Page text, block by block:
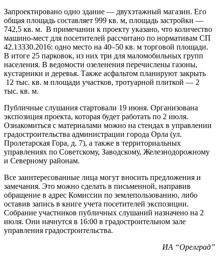
Запроектировано одно здание — двухэтажный магазин. Его
общая площадь составляет 999 кв. м, площадь застройки —
742,5 кв. м. В примечании к проекту указано, что количество
машино-мест для посетителей рассчитано по нормативам СП
42.13330.2016: одно место на 40–50 кв. м торговой площади.
В итоге 25 парковок, из них три для маломобильных групп
населения. В ведомости озеленения перечислены газоны,
кустарники и деревья. Также асфальтом планируют закрыть
12 тыс. кв. м площади участков, тротуарной плиткой — 2
тыс. кв. м.
Публичные слушания стартовали 19 июня. Организована
экспозиция проекта, которая будет работать по 2 июля.
Ознакомиться с материалами можно на стендах в управлении
градостроительства администрации города Орла (ул.
Пролетарская Гора, д. 7), а также в территориальных
управлениях по Советскому, Заводскому, Железнодорожному
и Северному районам.
Все заинтересованные лица могут вносить предложения и
замечания. Это можно сделать в письменной, направив
обращение в адрес Комиссии по землепользованию, либо
оставив запись в книге учета посетителей экспозиции.
Собрание участников публичных слушаний назначено на 2
июля. Они начнутся в 16:00 в градостроительном зале
управления градостроительства.
ИА “Орелград”